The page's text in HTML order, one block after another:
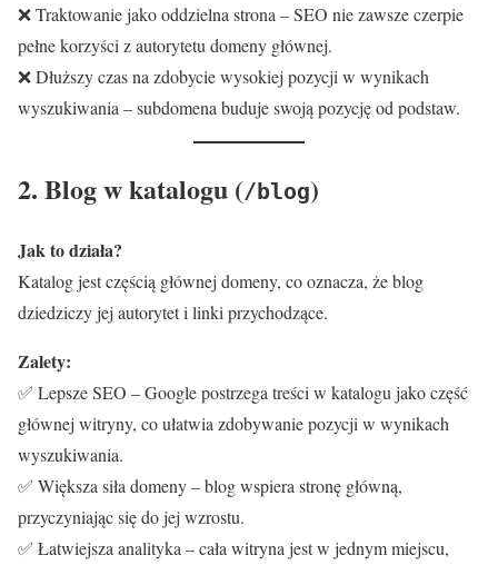
❌ Traktowanie jako oddzielna strona – SEO nie zawsze czerpie
pełne korzyści z autorytetu domeny głównej.
❌ Dłuższy czas na zdobycie wysokiej pozycji w wynikach
wyszukiwania – subdomena buduje swoją pozycję od podstaw.
2. Blog w katalogu (/blog)
Jak to działa?
Katalog jest częścią głównej domeny, co oznacza, że blog
dziedziczy jej autorytet i linki przychodzące.
Zalety:
✅ Lepsze SEO – Google postrzega treści w katalogu jako część
głównej witryny, co ułatwia zdobywanie pozycji w wynikach
wyszukiwania.
✅ Większa siła domeny – blog wspiera stronę główną,
przyczyniając się do jej wzrostu.
✅ Łatwiejsza analityka – cała witryna jest w jednym miejscu,